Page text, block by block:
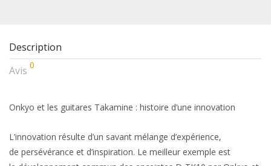
Description
Avis 0
Onkyo et les guitares Takamine : histoire d’une innovation
L’innovation résulte d’un savant mélange d’expérience,
de persévérance et d’inspiration. Le meilleur exemple est